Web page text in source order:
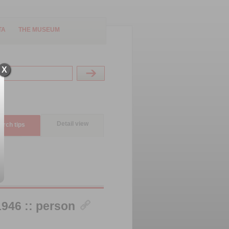
THE MUSEUM
tips Detail view
:: person
X